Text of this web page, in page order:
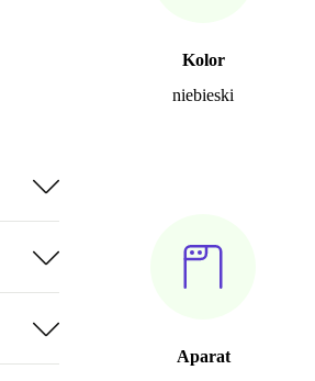
Kolor
niebieski
Aparat